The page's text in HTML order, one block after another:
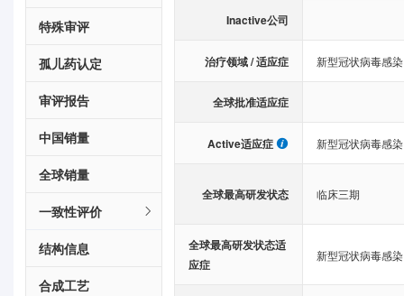
特殊审评
孤儿药认定
审评报告
中国销量
全球销量
一致性评价
结构信息
合成工艺
Inactive公司
治疗领域 / 适应症 新型冠状病毒感染
全球批准适应症
Active适应症 新型冠状病毒感染
全球最高研发状态 临床三期
全球最高研发状态适
应症
新型冠状病毒感染